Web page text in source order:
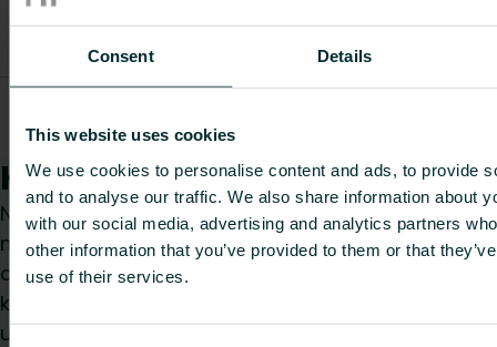
Consent Details
This website uses cookies
We use cookies to personalise content and ads, to provide
and to analyse our traffic. We also share information about
with our social media, advertising and analytics partners
other information that you’ve provided to them or that
use of their services.
Prekės kodas
aprašymas
[mm]
[kg]
16x15
Kaip galime Jums padėti?
Nesvarbu, ar esate specifikacijų rengėjas,
montuotojas, architektas, projektuotojas,
didmenininkas ar galutinis vartotojas, pasirinkite
kategoriją ir mes mielai išnagrinėsime jūsų
užklausą.